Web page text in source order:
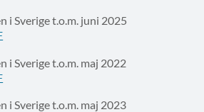
i Sverige t.o.m. juni 2025
i Sverige t.o.m. maj 2022
i Sverige t.o.m. maj 2023